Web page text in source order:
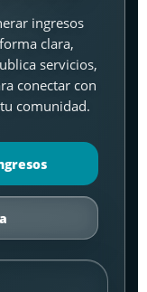
ingresos
clara,
servicios,
conectar con
comunidad.